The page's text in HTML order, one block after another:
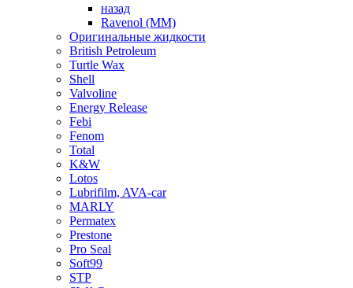
назад
Ravenol (ММ)
Оригинальные жидкости
British Petroleum
Turtle Wax
Shell
Valvoline
Energy Release
Febi
Fenom
Total
K&W
Lotos
Lubrifilm, AVA-car
MARLY
Permatex
Prestone
Pro Seal
Soft99
STP